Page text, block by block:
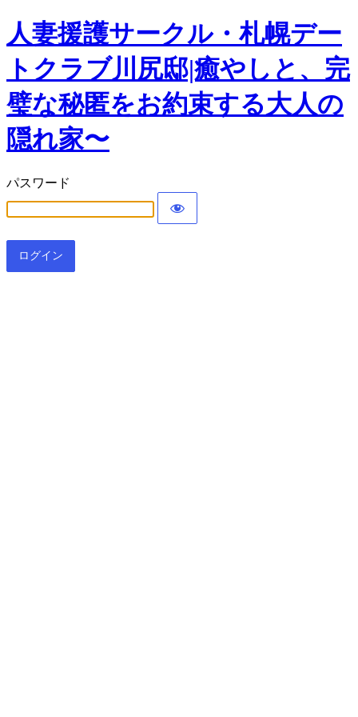
人妻援護サークル・札幌デー
トクラブ川尻邸|癒やしと、完
璧な秘匿をお約束する大人の
隠れ家〜
パスワード